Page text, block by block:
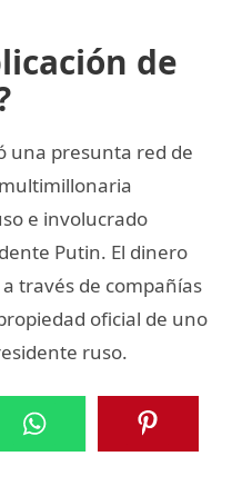
de
una presunta red de
e involucrado
Putin. El dinero
través de compañías
oficial de uno
ruso.